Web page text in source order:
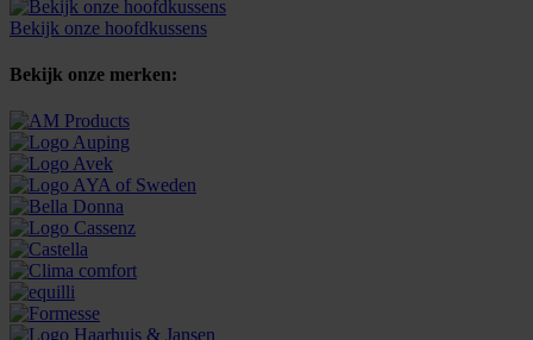
Bekijk onze hoofdkussens
Bekijk onze merken: